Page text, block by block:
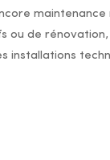
maintenance
ou de
installations